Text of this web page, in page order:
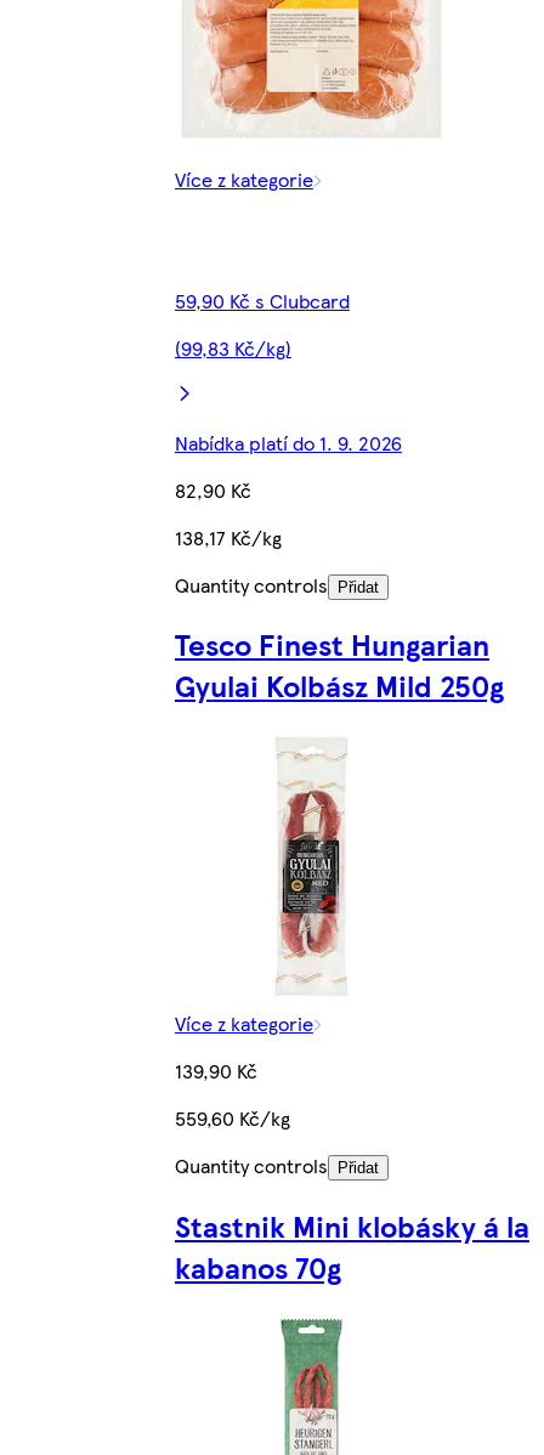
Více z kategorie
59,90 Kč s Clubcard
(99,83 Kč/kg)
Nabídka platí do 1. 9. 2026
82,90 Kč
138,17 Kč/kg
Quantity controls
Přidat
Tesco Finest Hungarian
Gyulai Kolbász Mild 250g
Více z kategorie
139,90 Kč
559,60 Kč/kg
Quantity controls
Přidat
Stastnik Mini klobásky á la
kabanos 70g